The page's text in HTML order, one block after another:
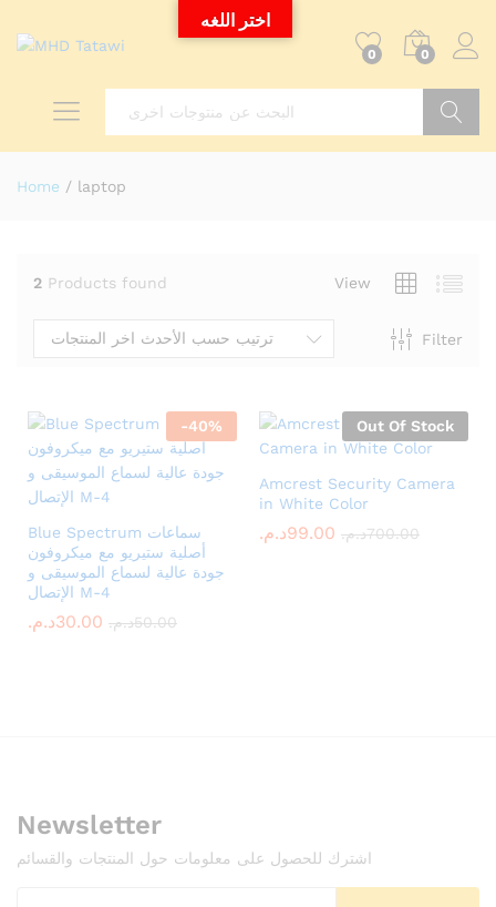
0 0
Home / laptop
2 Products found View
Filter ترتيب حسب الأحدث اخر المنتجات
-40%
Blue Spectrum سماعات
أصلية ستيريو مع ميكروفون
جودة عالية لسماع الموسيقى و
الإتصال M-4
30.00د.م. 50.00د.م.
Out Of Stock
Amcrest Security Camera
in White Color
99.00د.م. 700.00د.م.
Newsletter
اشترك للحصول على معلومات حول المنتجات والقسائم
اختر اللغه